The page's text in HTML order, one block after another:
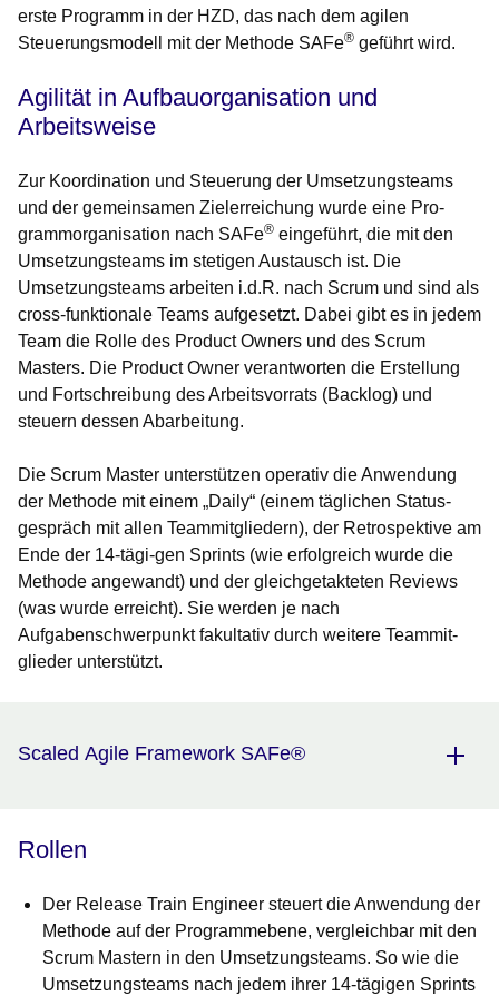
erste Programm in der HZD, das nach dem agilen
Steuerungsmodell mit der Methode SAFe® geführt wird.
Agilität in Aufbauorganisation und
Arbeitsweise
Zur Koordination und Steuerung der Umsetzungsteams
und der gemeinsa­men Zielerreichung wurde eine Pro­
grammorganisation nach SAFe® einge­führt, die mit den
Umsetzungsteams im stetigen Austausch ist. Die
Umsetzungs­teams arbeiten i.d.R. nach Scrum und sind als
cross-funktionale Teams aufge­setzt. Dabei gibt es in jedem
Team die Rolle des Product Owners und des Scrum
Masters. Die Product Owner verantworten die Erstellung
und Fort­schreibung des Arbeitsvorrats (Back­log) und
steuern dessen Abarbeitung.
Die Scrum Master unterstützen opera­tiv die Anwendung
der Methode mit einem „Daily“ (einem täglichen Status­
gespräch mit allen Teammitgliedern), der Retrospektive am
Ende der 14-tägi-gen Sprints (wie erfolgreich wurde die
Methode angewandt) und der gleichgetakteten Reviews
(was wurde erreicht). Sie werden je nach
Aufgabenschwer­punkt fakultativ durch weitere Teammit­
glieder unterstützt.
Scaled Agile Framework SAFe®
Rollen
Der Release Train Engineer steuert die Anwendung der
Methode auf der Programmebene, vergleichbar mit den
Scrum Mastern in den Umset­zungsteams. So wie die
Umsetzungs­teams nach jedem ihrer 14-tägigen Sprints